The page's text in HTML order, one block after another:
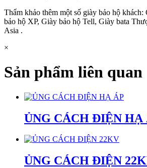
Thẩm khảo thêm một số giày bảo hộ
bảo hộ XP, Giày bảo hộ Tell, Giày bata
Asia .
×
Sản phẩm liên quan
ỦNG CÁCH ĐIỆN HẠ
ỦNG CÁCH ĐIỆN